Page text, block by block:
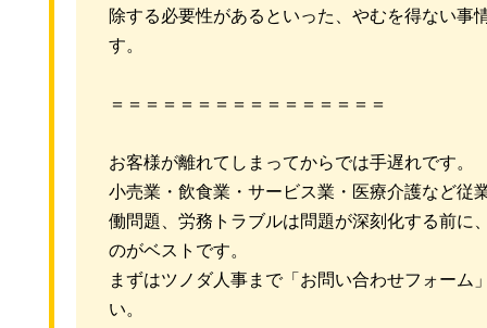
除する必要性があるといった、やむを得ない事
す。
＝＝＝＝＝＝＝＝＝＝＝＝＝＝＝＝
お客様が離れてしまってからでは手遅れです。
小売業・飲食業・サービス業・医療介護など従
働問題、労務トラブルは問題が深刻化する前に
のがベストです。
まずはツノダ人事まで「お問い合わせフォーム
い。